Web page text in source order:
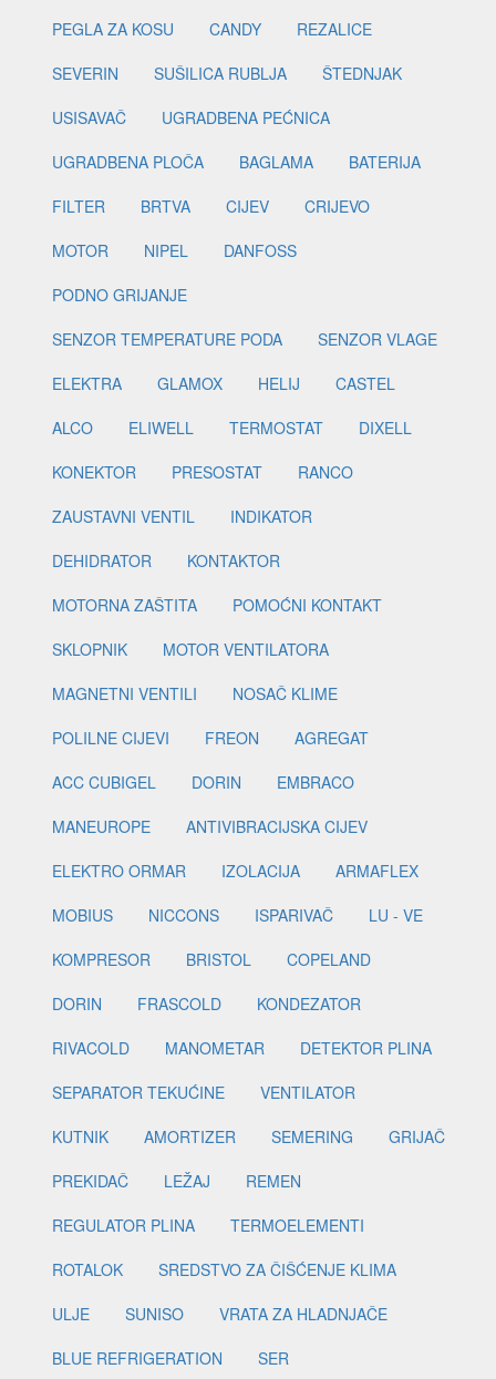
PEGLA ZA KOSU
CANDY
REZALICE
SEVERIN
SUŠILICA RUBLJA
ŠTEDNJAK
USISAVAČ
UGRADBENA PEĆNICA
UGRADBENA PLOČA
BAGLAMA
BATERIJA
FILTER
BRTVA CIJEV
CRIJEVO
MOTOR
NIPEL
DANFOSS
PODNO GRIJANJE
SENZOR TEMPERATURE PODA
SENZOR VLAGE
ELEKTRA
GLAMOX HELIJ
CASTEL
ALCO
ELIWELL TERMOSTAT
DIXELL
KONEKTOR
PRESOSTAT
RANCO
ZAUSTAVNI VENTIL
INDIKATOR
DEHIDRATOR
KONTAKTOR
MOTORNA ZAŠTITA
POMOĆNI KONTAKT
SKLOPNIK
MOTOR VENTILATORA
MAGNETNI VENTILI
NOSAČ KLIME
POLILNE CIJEVI
FREON
AGREGAT
ACC CUBIGEL
DORIN
EMBRACO
MANEUROPE
ANTIVIBRACIJSKA CIJEV
ELEKTRO ORMAR
IZOLACIJA
ARMAFLEX
MOBIUS
NICCONS ISPARIVAČ
LU - VE
KOMPRESOR
BRISTOL
COPELAND
DORIN
FRASCOLD
KONDEZATOR
RIVACOLD
MANOMETAR
DETEKTOR PLINA
SEPARATOR TEKUĆINE
VENTILATOR
KUTNIK
AMORTIZER SEMERING
GRIJAČ
PREKIDAČ
LEŽAJ
REMEN
REGULATOR PLINA
TERMOELEMENTI
ROTALOK
SREDSTVO ZA ČIŠĆENJE KLIMA
ULJE
SUNISO
VRATA ZA HLADNJAČE
BLUE REFRIGERATION
SER